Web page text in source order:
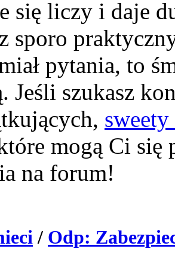
się liczy i daje
sporo
pytania, to
Jeśli szukasz
mogą Ci się
na forum!
/ Odp: